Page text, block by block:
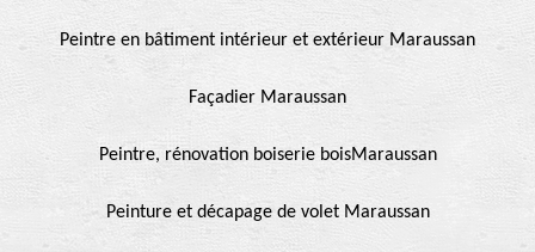
Peintre en bâtiment intérieur et extérieur Maraussan
Façadier Maraussan
Peintre, rénovation boiserie boisMaraussan
Peinture et décapage de volet Maraussan